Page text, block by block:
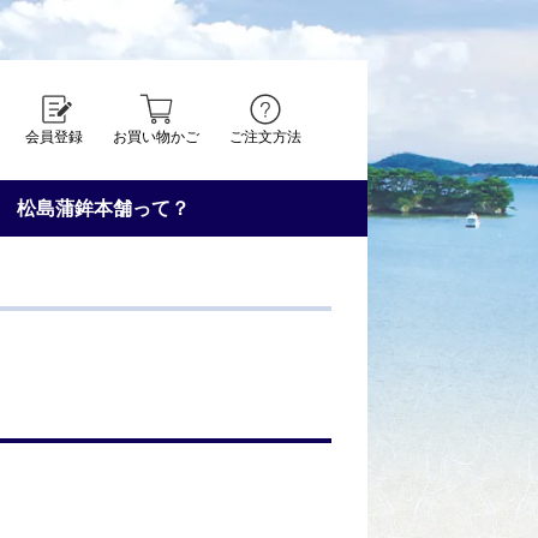
会員登録 お買い物かご ご注文方法
松島蒲鉾本舗って？